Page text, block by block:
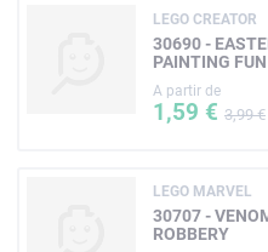
LEGO CREATOR
30690 -
PAINTING FUN
A partir de
1,59 € 3,99 €
LEGO MARVEL
30707 -
ROBBERY